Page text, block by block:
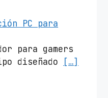
PC para
para gamers
diseñado
[…]